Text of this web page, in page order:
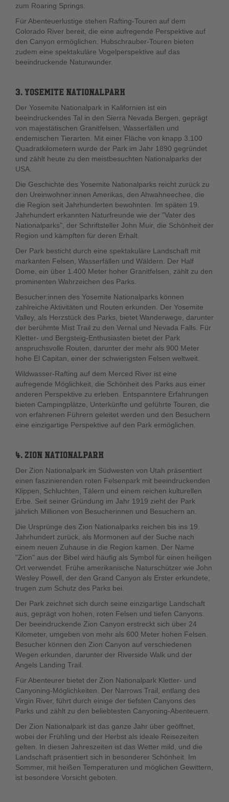
zum Roaring Springs.
Für Abenteuerlustige stehen Rafting-Touren auf dem
Colorado River bereit, die eine aufregende Perspektive auf
den Canyon ermöglichen. Hubschrauber-Touren bieten
zudem eine spektakuläre Vogelperspektive auf das
beeindruckende Naturwunder.
3. YOSEMITE NATIONALPARK
Der Yosemite Nationalpark in Kalifornien ist ein
beeindruckendes Tal in den Sierra Nevada Bergen, geprägt
von majestätischen Granitfelsen, Wasserfällen und
endemischen Tierarten. Mit einer Fläche von knapp 3.100
Quadratkilometern wurde der Park im Jahr 1890 gegründet
und zählt heute zu den meistbesuchten Nationalparks der
USA.
Die Geschichte des Yosemite Nationalparks reicht zurück zu
den Ureinwohner:innen Amerikas, den Ahwahneechee, die
die Region seit Jahrhunderten bewohnten. Im späten 19.
Jahrhundert erkannten Naturfreunde wie der "Vater des
Nationalparks", der Schriftsteller John Muir, die Schönheit der
Region und kämpften für deren Erhalt.
Der Park besticht durch eine spektakuläre Landschaft mit
markanten Felsen, Wasserfällen und Wäldern. Der Half
Dome, ein über 1.400 Meter hoher Granitfelsen, zählt zu den
prominenten Wahrzeichen des Parks.
Besucher:innen des Yosemite Nationalparks können
zahlreiche Aktivitäten und Routen erkunden. Der Yosemite
Valley, als Herzstück des Parks, bietet Wanderwege, darunter
der berühmte Mist Trail zu den Vernal und Nevada Falls. Für
Kletter- und Bergsteig-Enthusiasten bietet der Park
anspruchsvolle Routen, darunter der mehr als 900 Meter
hohe El Capitan, einer der schwierigsten Felsen weltweit.
Wildwasser-Rafting auf dem Merced River ist eine
aufregende Möglichkeit, die Schönheit des Parks aus einer
anderen Perspektive zu erleben. Entspanntere Erfahrungen
bieten Campingplätze, Unterkünfte und geführte Touren, die
von erfahrenen Führern geleitet werden und den Besuchern
eine einzigartige Perspektive auf den Park ermöglichen.
4. ZION NATIONALPARK
Der Zion Nationalpark im Südwesten von Utah präsentiert
einen faszinierenden roten Felsenpark mit beeindruckenden
Klippen, Schluchten, Tälern und einem reichen kulturellen
Erbe. Seit seiner Gründung im Jahr 1919 zieht der Park
jährlich Millionen von Besucherinnen und Besuchern an.
Die Ursprünge des Zion Nationalparks reichen bis ins 19.
Jahrhundert zurück, als Mormonen auf der Suche nach
einem neuen Zuhause in die Region kamen. Der Name
"Zion" aus der Bibel wird häufig als Symbol für einen heiligen
Ort verwendet. Frühe amerikanische Naturschützer wie John
Wesley Powell, der den Grand Canyon als Erster erkundete,
trugen zum Schutz des Parks bei.
Der Park zeichnet sich durch seine einzigartige Landschaft
aus, geprägt von hohen, roten Felsen und tiefen Canyons.
Der beeindruckende Zion Canyon erstreckt sich über 24
Kilometer, umgeben von mehr als 600 Meter hohen Felsen.
Besucher können den Zion Canyon auf verschiedenen
Wegen erkunden, darunter der Riverside Walk und der
Angels Landing Trail.
Für Abenteurer bietet der Zion Nationalpark Kletter- und
Canyoning-Möglichkeiten. Der Narrows Trail, entlang des
Virgin River, führt durch einige der tiefsten Canyons des
Parks und zählt zu den beliebtesten Canyoning-Abenteuern.
Der Zion Nationalpark ist das ganze Jahr über geöffnet,
wobei der Frühling und der Herbst als ideale Reisezeiten
gelten. In diesen Jahreszeiten ist das Wetter mild, und die
Landschaft präsentiert sich in besonderer Schönheit. Im
Sommer, mit heißen Temperaturen und möglichen Gewittern,
ist besondere Vorsicht geboten.